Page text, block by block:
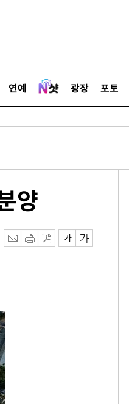
연예 광장 포토
양